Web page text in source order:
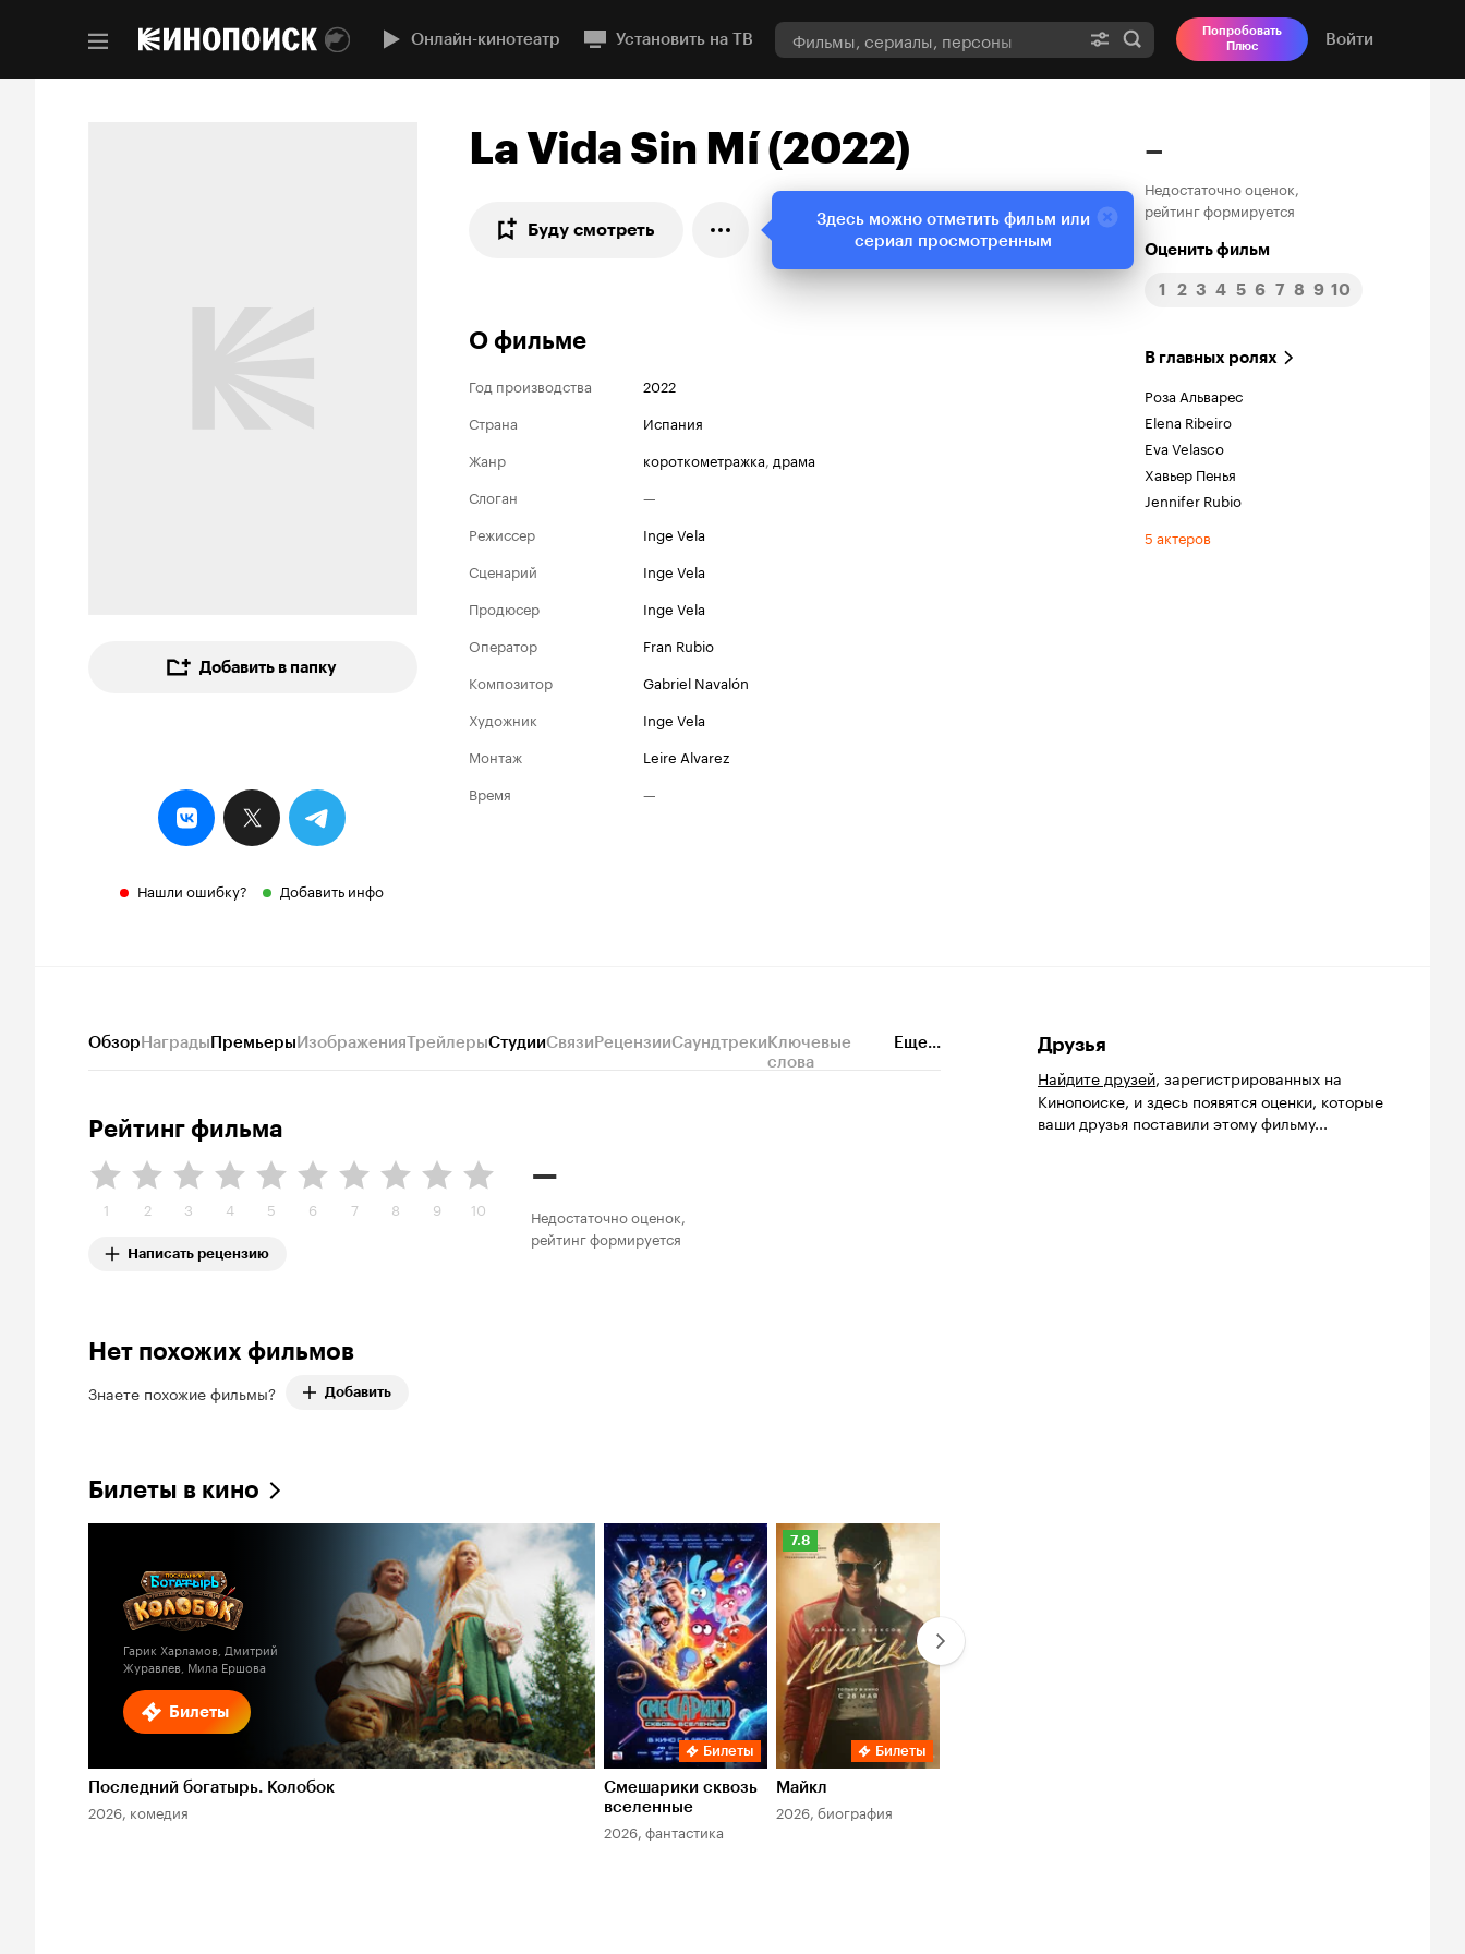
Онлайн-кинотеатр Установить на ТВ
Попробовать
Плюс
Войти
Добавить в папку
Нашли ошибку? Добавить инфо
La Vida Sin Mí (2022)
Буду смотреть
–
Недостаточно оценок,
рейтинг формируется
Оценить фильм
1 2 3 4 5 6 7 8 9 10
О фильме
Год производства
2022
Страна
Испания
Жанр
короткометражка, драма
Слоган
—
Режиссер
Inge Vela
Сценарий
Inge Vela
Продюсер
Inge Vela
Оператор
Fran Rubio
Композитор
Gabriel Navalón
Художник
Inge Vela
Монтаж
Leire Alvarez
Время
—
В главных ролях
Роза Альварес
Elena Ribeiro
Eva Velasco
Хавьер Пенья
Jennifer Rubio
5 актеров
ОбзорНаградыПремьерыИзображенияТрейлерыСтудииСвязиРецензииСаундтрекиКлючевые
слова
Еще...
Рейтинг фильма
1 2 3 4 5 6 7 8 9 10
Написать рецензию
–
Недостаточно оценок,
рейтинг формируется
Нет похожих фильмов
Знаете похожие фильмы? Добавить
Билеты в кино
Билеты
Гарик Харламов, Дмитрий
Журавлев, Мила Ершова
Последний богатырь. Колобок
2026, комедия
Билеты
Смешарики сквозь
вселенные
2026, фантастика
Рейтинг
Кинопоиска
7.8
Билеты
Майкл
2026, биография
Друзья
Найдите друзей, зарегистрированных на
Кинопоиске, и здесь появятся оценки, которые
ваши друзья поставили этому фильму...
Здесь можно отметить фильм или
сериал просмотренным